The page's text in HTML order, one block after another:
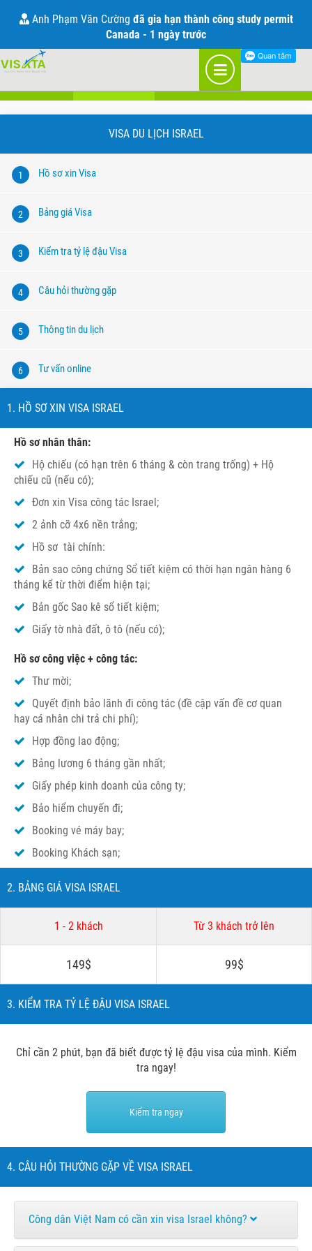
Visa đi Israel
VISA DU LỊCH ISRAEL
1 Hồ sơ xin Visa
2 Bảng giá Visa
3 Kiểm tra tỷ lệ đậu Visa
4 Câu hỏi thường gặp
5 Thông tin du lịch
6 Tư vấn online
1. HỒ SƠ XIN VISA ISRAEL
Hồ sơ nhân thân:
Hộ chiếu (có hạn trên 6 tháng & còn trang trống) + Hộ
chiếu cũ (nếu có);
Đơn xin Visa công tác Israel;
2 ảnh cỡ 4x6 nền trắng;
Hồ sơ tài chính:
Bản sao công chứng Sổ tiết kiệm có thời hạn ngân hàng 6
tháng kể từ thời điểm hiện tại;
Bản gốc Sao kê sổ tiết kiệm;
Giấy tờ nhà đất, ô tô (nếu có);
Hồ sơ công việc + công tác:
Thư mời;
Quyết định bảo lãnh đi công tác (đề cập vấn đề cơ quan
hay cá nhân chi trả chi phí);
Hợp đồng lao động;
Bảng lương 6 tháng gần nhất;
Giấy phép kinh doanh của công ty;
Bảo hiểm chuyến đi;
Booking vé máy bay;
Booking Khách sạn;
2. BẢNG GIÁ VISA ISRAEL
1 - 2 khách Từ 3 khách trở lên
149$ 99$
3. KIỂM TRA TỶ LỆ ĐẬU VISA ISRAEL
Chỉ cần 2 phút, bạn đã biết được tỷ lệ đậu visa của mình. Kiểm
tra ngay!
Kiểm tra ngay
4. CÂU HỎI THƯỜNG GẶP VỀ VISA ISRAEL
Công dân Việt Nam có cần xin visa Israel không?
Anh Phạm Văn Cường đã gia hạn thành công study permit
Canada - 1 ngày trước